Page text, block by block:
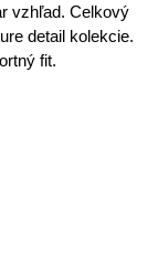
vzhľad. Celkový
detail kolekcie.
fit.